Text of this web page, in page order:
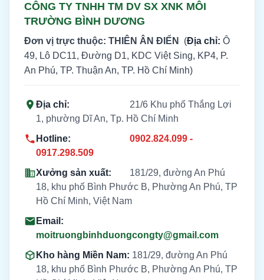
CÔNG TY TNHH TM DV SX XNK MÔI
TRƯỜNG BÌNH DƯƠNG
Đơn vị trực thuộc: THIÊN ÂN ĐIỂN (Địa chỉ: Ô
49, Lô DC11, Đường D1, KDC Việt Sing, KP4, P.
An Phú, TP. Thuận An, TP. Hồ Chí Minh)
Địa chỉ:
21/6 Khu phố Thắng Lợi
1, phường Dĩ An, Tp. Hồ Chí Minh
Hotline:
0902.824.099 -
0917.298.509
Xưởng sản xuất:
181/29, đường An Phú
18, khu phố Bình Phước B, Phường An Phú, TP
Hồ Chí Minh, Việt Nam
Email:
moitruongbinhduongcongty@gmail.com
Kho hàng Miền Nam: 181/29, đường An Phú
18, khu phố Bình Phước B, Phường An Phú, TP